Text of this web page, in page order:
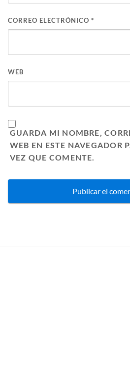
CORREO ELECTRÓNICO *
WEB
GUARDA MI NOMBRE,
WEB EN ESTE NAVEGADOR
VEZ QUE COMENTE.